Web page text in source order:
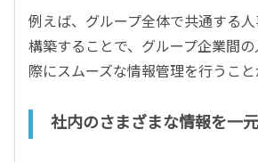
例えば、グループ全体で共通する
構築することで、グループ企業間
際にスムーズな情報管理を行うこと
社内のさまざまな情報を一